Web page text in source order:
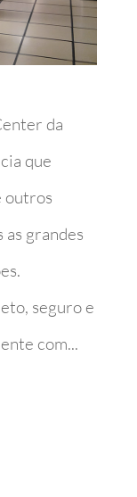
da
que
outros
grandes
seguro e
com...